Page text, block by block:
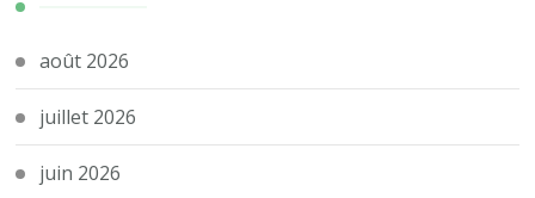
août 2026
juillet 2026
juin 2026